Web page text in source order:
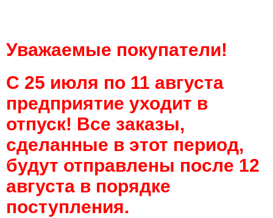
Уважаемые покупатели!
С 25 июля по 11 августа
предприятие уходит в
отпуск! Все заказы,
сделанные в этот период,
будут отправлены после 12
августа в порядке
поступления.